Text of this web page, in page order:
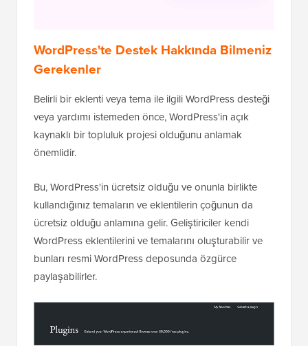
WordPress'te Destek Hakkında Bilmeniz
Gerekenler
Belirli bir eklenti veya tema ile ilgili WordPress desteği
veya yardımı istemeden önce, WordPress'in açık
kaynaklı bir topluluk projesi olduğunu anlamak
önemlidir.
Bu, WordPress'in ücretsiz olduğu ve onunla birlikte
kullandığınız temaların ve eklentilerin çoğunun da
ücretsiz olduğu anlamına gelir. Geliştiriciler kendi
WordPress eklentilerini ve temalarını oluşturabilir ve
bunları resmi WordPress deposunda özgürce
paylaşabilirler.